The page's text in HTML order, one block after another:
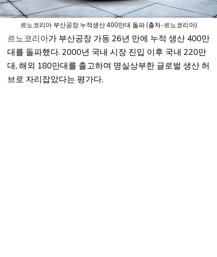
르노코리아 부산공장 누적생산 400만대 돌파 (출처-르노코리아)
르노코리아가 부산공장 가동 26년 만에 누적 생산 400만
대를 돌파했다. 2000년 국내 시장 진입 이후 국내 220만
대, 해외 180만대를 출고하며 명실상부한 글로벌 생산 허
브로 자리잡았다는 평가다.